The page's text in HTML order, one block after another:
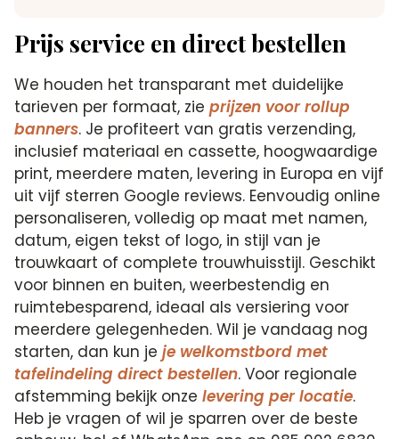
Prijs service en direct bestellen
We houden het transparant met duidelijke
tarieven per formaat, zieprijzen voor rollup
banners. Je profiteert van gratis verzending,
inclusief materiaal en cassette, hoogwaardige
print, meerdere maten, levering in Europa en vijf
uit vijf sterren Google reviews. Eenvoudig online
personaliseren, volledig op maat met namen,
datum, eigen tekst of logo, in stijl van je
trouwkaart of complete trouwhuisstijl. Geschikt
voor binnen en buiten, weerbestendig en
ruimtebesparend, ideaal als versiering voor
meerdere gelegenheden. Wil je vandaag nog
starten, dan kun jeje welkomstbord met
tafelindeling direct bestellen. Voor regionale
afstemming bekijk onzelevering per locatie.
Heb je vragen of wil je sparren over de beste